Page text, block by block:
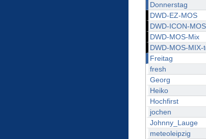
Donnerstag
DWD-EZ-MOS
DWD-ICON-MOS
DWD-MOS-Mix
DWD-MOS-MIX-
Freitag
fresh
Georg
Heiko
Hochfirst
jochen
Johnny_Lauge
meteoleipzig